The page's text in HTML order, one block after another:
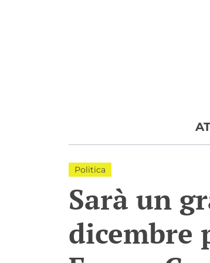
Politica
Sarà un
dicembre